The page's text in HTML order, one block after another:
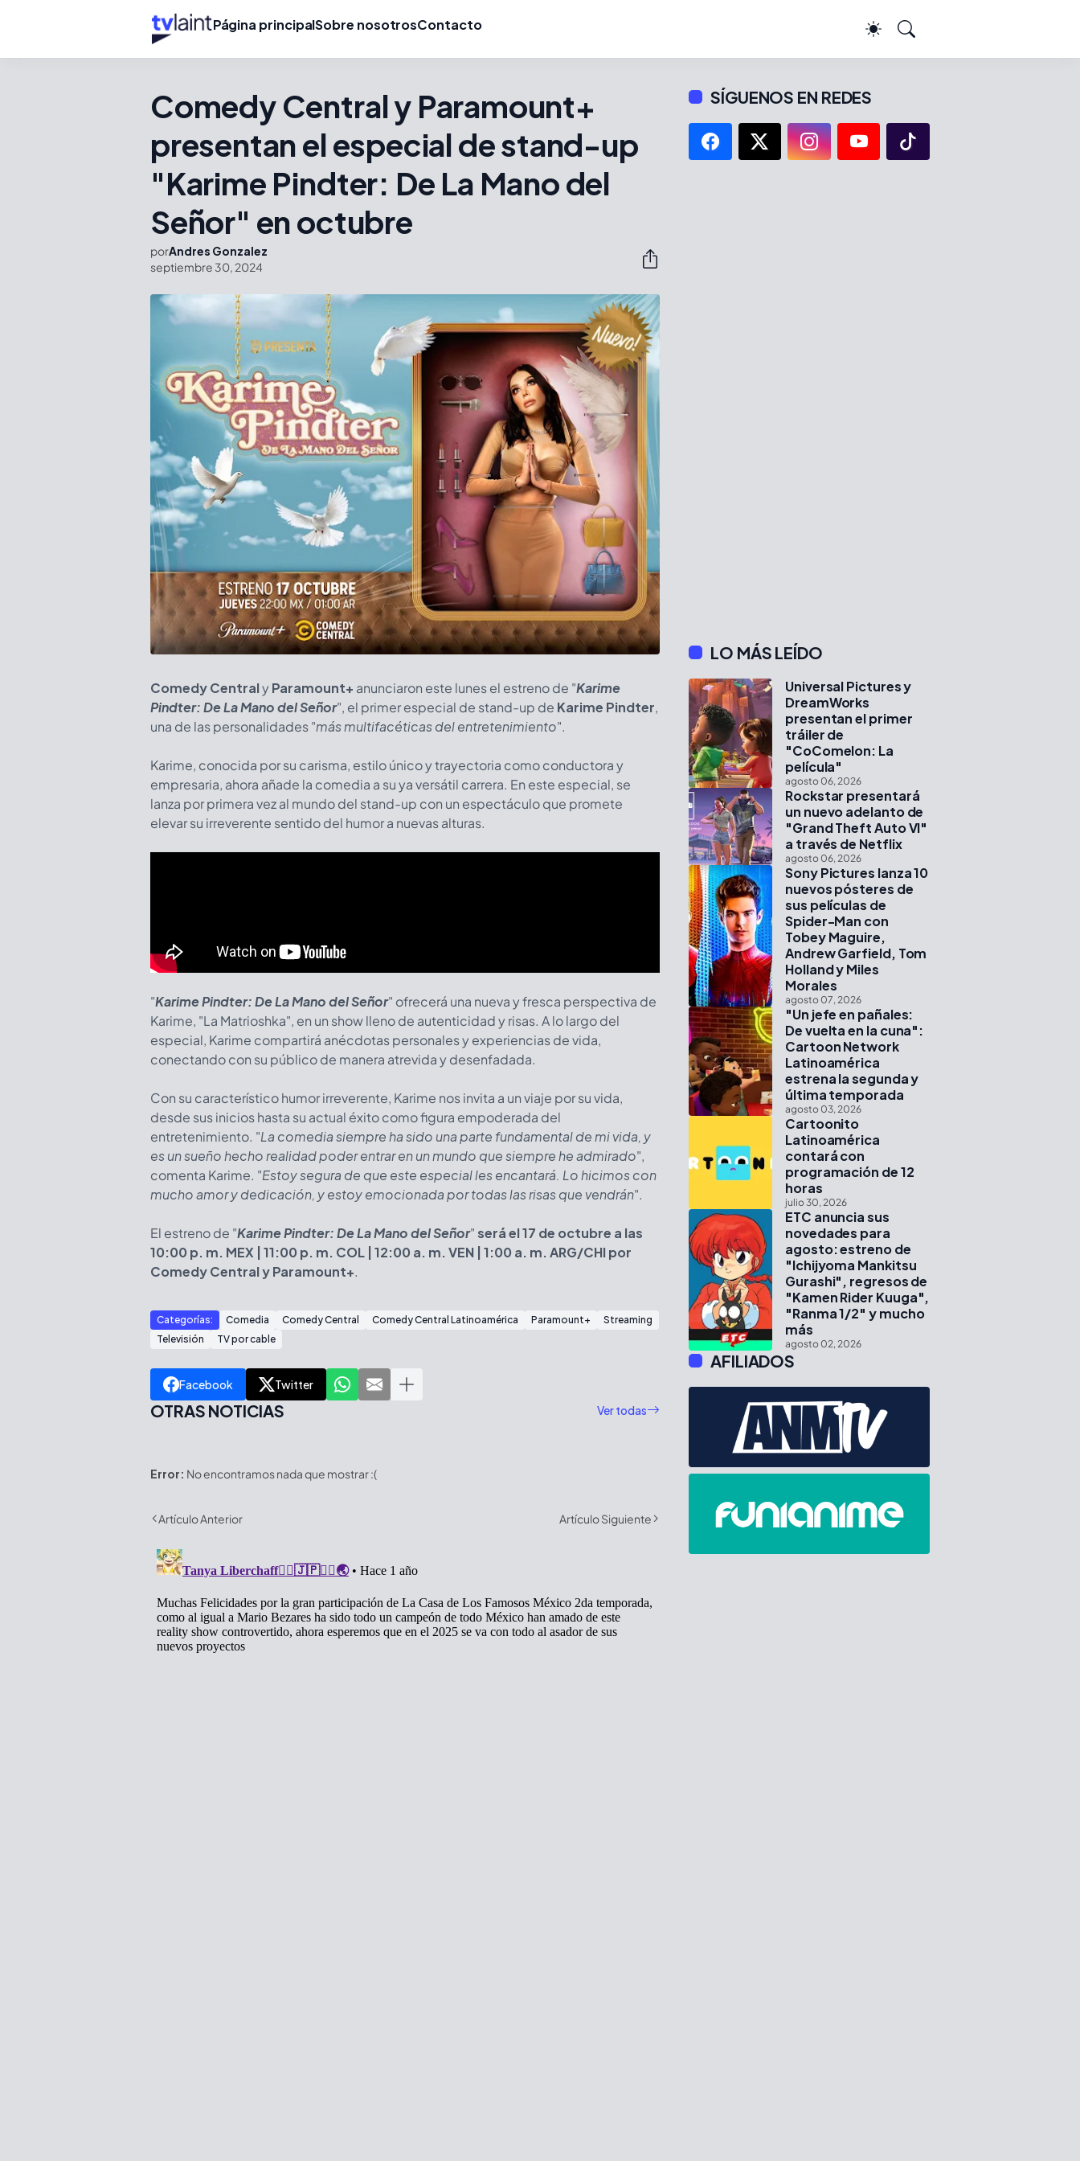
Página principalSobre nosotrosContacto
Comedy Central y Paramount+
presentan el especial de stand-up
"Karime Pindter: De La Mano del
Señor" en octubre
porAndres Gonzalez
septiembre 30, 2024
Comedy CentralyParamount+ anunciaron este lunes el estreno de "Karime
Pindter: De La Mano del Señor", el primer especial de stand-up de Karime Pindter,
una de las personalidades "más multifacéticas del entretenimiento".
Karime, conocida por su carisma, estilo único y trayectoria como conductora y
empresaria, ahora añade la comedia a su ya versátil carrera. En este especial, se
lanza por primera vez al mundo del stand-up con un espectáculo que promete
elevar su irreverente sentido del humor a nuevas alturas.
"Karime Pindter: De La Mano del Señor" ofrecerá una nueva y fresca perspectiva de
Karime, "La Matrioshka", en un show lleno de autenticidad y risas. A lo largo del
especial, Karime compartirá anécdotas personales y experiencias de vida,
conectando con su público de manera atrevida y desenfadada.
Con su característico humor irreverente, Karime nos invita a un viaje por su vida,
desde sus inicios hasta su actual éxito como figura empoderada del
entretenimiento. "La comedia siempre ha sido una parte fundamental de mi vida, y
es un sueño hecho realidad poder entrar en un mundo que siempre he admirado",
comenta Karime. "Estoy segura de que este especial les encantará. Lo hicimos con
mucho amor y dedicación, y estoy emocionada por todas las risas que vendrán".
El estreno de "Karime Pindter: De La Mano del Señor"será el 17 de octubre a las
10:00 p. m. MEX | 11:00 p. m. COL | 12:00 a. m. VEN | 1:00 a. m. ARG/CHI por
Comedy Central y Paramount+.
Categorías: Comedia Comedy Central Comedy Central Latinoamérica Paramount+
Streaming
Televisión
TV por cable
Facebook Twitter
OTRAS NOTICIAS Ver todas
Error: No encontramos nada que mostrar :(
Artículo Anterior Artículo Siguiente
SÍGUENOS EN REDES
LO MÁS LEÍDO
Universal Pictures y
DreamWorks
presentan el primer
tráiler de
"CoComelon: La
película"
agosto 06, 2026
Rockstar presentará
un nuevo adelanto de
"Grand Theft Auto VI"
a través de Netflix
agosto 06, 2026
Sony Pictures lanza 10
nuevos pósteres de
sus películas de
Spider-Man con
Tobey Maguire,
Andrew Garfield, Tom
Holland y Miles
Morales
agosto 07, 2026
"Un jefe en pañales:
De vuelta en la cuna":
Cartoon Network
Latinoamérica
estrena la segunda y
última temporada
agosto 03, 2026
Cartoonito
Latinoamérica
contará con
programación de 12
horas
julio 30, 2026
ETC anuncia sus
novedades para
agosto: estreno de
"Ichijyoma Mankitsu
Gurashi", regresos de
"Kamen Rider Kuuga",
"Ranma 1/2" y mucho
más
agosto 02, 2026
AFILIADOS